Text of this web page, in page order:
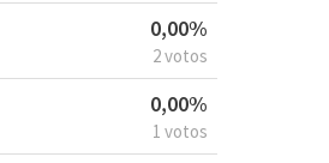
0,00%
2 votos
0,00%
1 votos